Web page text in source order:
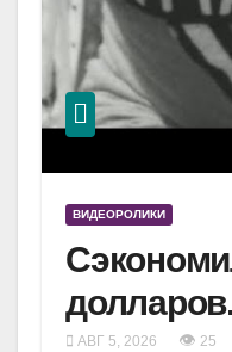
ВИДЕОРОЛИКИ
АВГ 5, 2026 👁 25